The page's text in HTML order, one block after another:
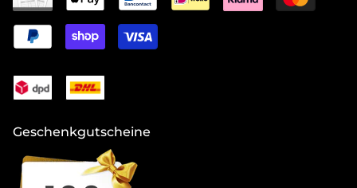
Geschenkgutscheine